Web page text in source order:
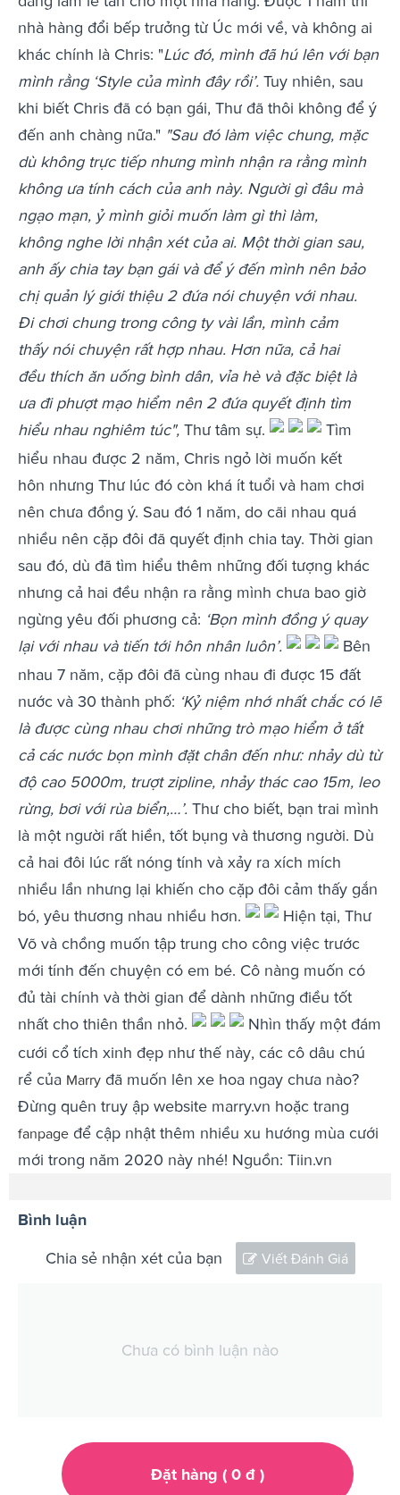
nhà hàng đổi bếp trưởng từ Úc mới về, và không ai
khác chính là Chris: "Lúc đó, mình đã hú lên với bạn
mình rằng ‘Style của mình đây rồi’. Tuy nhiên, sau
khi biết Chris đã có bạn gái, Thư đã thôi không để ý
đến anh chàng nữa." "Sau đó làm việc chung, mặc
dù không trực tiếp nhưng mình nhận ra rằng mình
không ưa tính cách của anh này. Người gì đâu mà
ngạo mạn, ỷ mình giỏi muốn làm gì thì làm,
không nghe lời nhận xét của ai. Một thời gian sau,
anh ấy chia tay bạn gái và để ý đến mình nên bảo
chị quản lý giới thiệu 2 đứa nói chuyện với nhau.
Đi chơi chung trong công ty vài lần, mình cảm
thấy nói chuyện rất hợp nhau. Hơn nữa, cả hai
đều thích ăn uống bình dân, vỉa hè và đặc biệt là
ưa đi phượt mạo hiểm nên 2 đứa quyết định tìm
hiểu nhau nghiêm túc", Thư tâm sự.
Tìm
hiểu nhau được 2 năm, Chris ngỏ lời muốn kết
hôn nhưng Thư lúc đó còn khá ít tuổi và ham chơi
nên chưa đồng ý. Sau đó 1 năm, do cãi nhau quá
nhiều nên cặp đôi đã quyết định chia tay. Thời gian
sau đó, dù đã tìm hiểu thêm những đối tượng khác
nhưng cả hai đều nhận ra rằng mình chưa bao giờ
ngừng yêu đối phương cả: ‘Bọn mình đồng ý quay
lại với nhau và tiến tới hôn nhân luôn’.
Bên
nhau 7 năm, cặp đôi đã cùng nhau đi được 15 đất
nước và 30 thành phố: ‘Kỷ niệm nhớ nhất chắc có lẽ
là được cùng nhau chơi những trò mạo hiểm ở tất
cả các nước bọn mình đặt chân đến như: nhảy dù từ
độ cao 5000m, trượt zipline, nhảy thác cao 15m, leo
rừng, bơi với rùa biển,…’. Thư cho biết, bạn trai mình
là một người rất hiền, tốt bụng và thương người. Dù
cả hai đôi lúc rất nóng tính và xảy ra xích mích
nhiều lần nhưng lại khiến cho cặp đôi cảm thấy gắn
bó, yêu thương nhau nhiều hơn.
Hiện tại, Thư
Võ và chồng muốn tập trung cho công việc trước
mới tính đến chuyện có em bé. Cô nàng muốn có
đủ tài chính và thời gian để dành những điều tốt
nhất cho thiên thần nhỏ.
Nhìn thấy một đám
cưới cổ tích xinh đẹp như thế này, các cô dâu chú
rể của Marry đã muốn lên xe hoa ngay chưa nào?
Đừng quên truy ập website marry.vn hoặc trang
fanpage để cập nhật thêm nhiều xu hướng mùa cưới
mới trong năm 2020 này nhé! Nguồn: Tiin.vn
Bình luận
Chia sẻ nhận xét của bạn Viết Đánh Giá
Chưa có bình luận nào
Đặt hàng ( 0đ )